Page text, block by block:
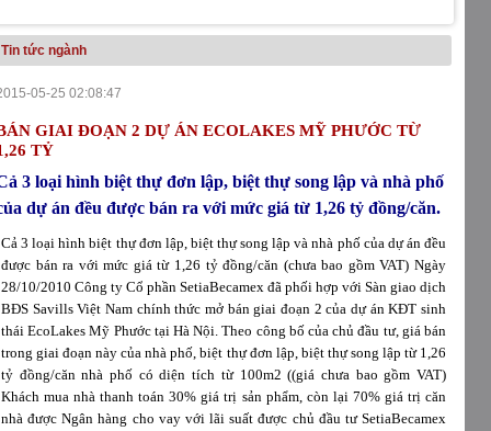
Tin tức ngành
05-25 02:08:47
GIAI ĐOẠN 2 DỰ ÁN ECOLAKES MỸ PHƯỚC TỪ
TỶ
3 loại hình biệt thự đơn lập, biệt thự song lập và nhà phố
dự án đều được bán ra với mức giá từ 1,26 tỷ đồng/căn.
Cả 3 loại hình biệt thự đơn lập, biệt thự song lập và nhà phố của dự án đều
được bán ra với mức giá từ 1,26 tỷ đồng/căn (chưa bao gồm VAT) Ngày
28/10/2010 Công ty Cổ phần SetiaBecamex đã phối hợp với Sàn giao dịch
BĐS Savills Việt Nam chính thức mở bán giai đoạn 2 của dự án KĐT sinh
thái EcoLakes Mỹ Phước tại Hà Nội. Theo công bố của chủ đầu tư, giá bán
trong giai đoạn này của nhà phố, biệt thự đơn lập, biệt thự song lập từ 1,26
tỷ đồng/căn nhà phố có diện tích từ 100m2 ((giá chưa bao gồm VAT)
Khách mua nhà thanh toán 30% giá trị sản phẩm, còn lại 70% giá trị căn
nhà được Ngân hàng cho vay với lãi suất được chủ đầu tư SetiaBecamex